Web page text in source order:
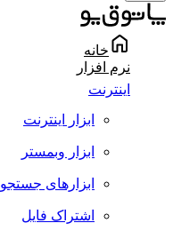
خانه
نرم افزار
اینترنت
ابزار اینترنت
ابزار وبمستر
ابزارهای جستجو
اشتراک فایل